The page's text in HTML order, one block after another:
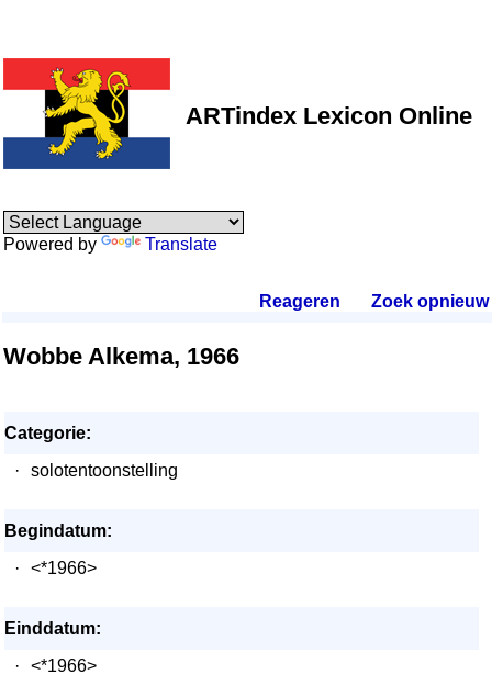
ARTindex Lexicon Online
Powered by Translate
Reageren Zoek opnieuw.
Wobbe Alkema, 1966
Categorie:
·
solotentoonstelling
Begindatum:
·
<*1966>
Einddatum:
·
<*1966>